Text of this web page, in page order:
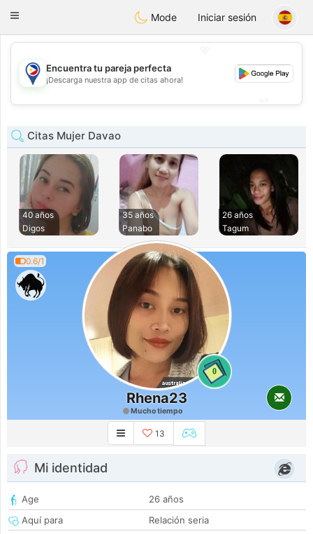
Philippines Chat
Toggle
Mode Iniciar sesión
💕
Encuentra tu pareja perfecta
¡Descarga nuestra app de citas ahora!
Citas Mujer Davao
40 años
Digos
35 años
Panabo
26 años
Tagum
0.6/1
0
Rhena23
Mucho tiempo
13
Mi identidad
Age
26 años
Aquí para
Relación seria